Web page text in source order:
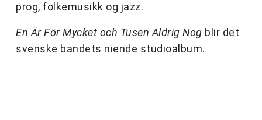
prog, folkemusikk og jazz.
En Är För Mycket och Tusen Aldrig Nog blir det
svenske bandets niende studioalbum.